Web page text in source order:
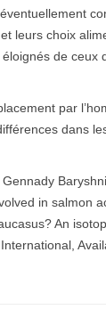
leurs choix
de ceux
par
dans
in salmon
An